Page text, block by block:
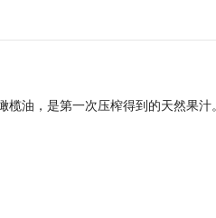
油，是第一次压榨得到的天然果汁。